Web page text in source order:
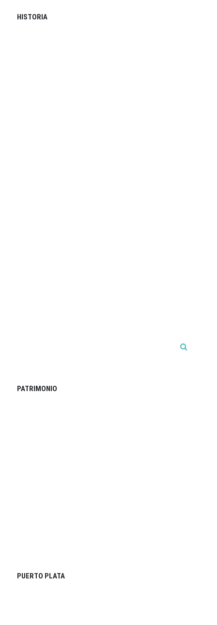
HISTORIA
PATRIMONIO
PUERTO PLATA